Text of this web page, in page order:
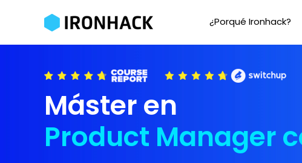
¿Porqué Ironhack?
Máster en
Product Manager